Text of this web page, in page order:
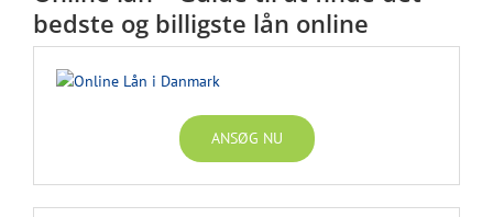
bedste og billigste lån online
ANSØG NU